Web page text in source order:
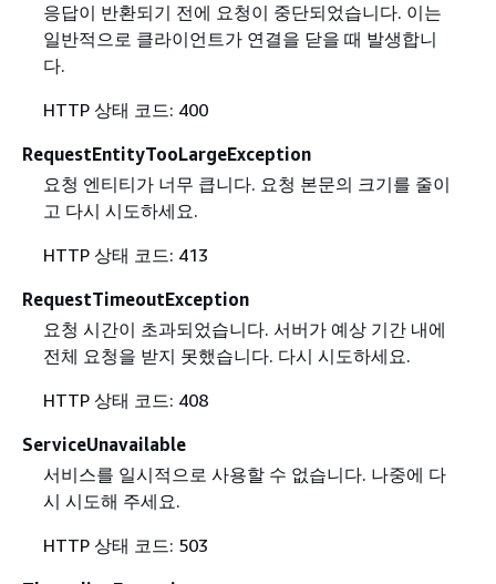
응답이 반환되기 전에 요청이 중단되었습니다. 이는
일반적으로 클라이언트가 연결을 닫을 때 발생합니
다.
HTTP 상태 코드: 400
RequestEntityTooLargeException
요청 엔티티가 너무 큽니다. 요청 본문의 크기를 줄이
고 다시 시도하세요.
HTTP 상태 코드: 413
RequestTimeoutException
요청 시간이 초과되었습니다. 서버가 예상 기간 내에
전체 요청을 받지 못했습니다. 다시 시도하세요.
HTTP 상태 코드: 408
ServiceUnavailable
서비스를 일시적으로 사용할 수 없습니다. 나중에 다
시 시도해 주세요.
HTTP 상태 코드: 503